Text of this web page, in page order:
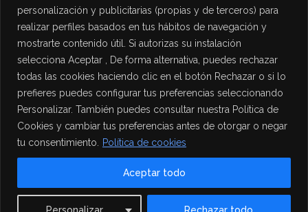
personalización y publicitarias (propias y de terceros) para
realizar perfiles basados en tus hábitos de navegación y
mostrarte contenido útil. Si autorizas su instalación
selecciona Aceptar , De forma alternativa, puedes rechazar
todas las cookies haciendo clic en el botón Rechazar o si lo
prefieres puedes configurar tus preferencias seleccionando
Personalizar. También puedes consultar nuestra Política de
Cookies y cambiar tus preferencias antes de otorgar o negar
tu consentimiento.
Política de cookies
Personalizar Rechazar todo
Aceptar todo
PROTECCIÓN DE DATOS
Política de Privacidad
Política de Cookies
Aviso Legal